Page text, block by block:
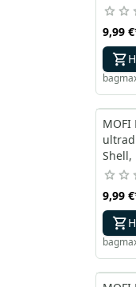
9,99 €
MOFI
Shell,
9,99 €